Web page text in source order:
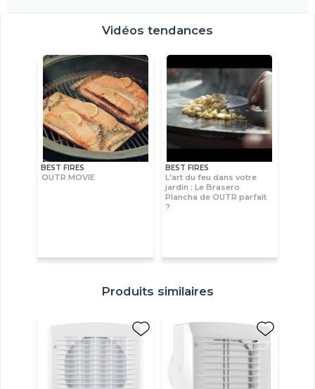
Vidéos tendances
BEST FIRES
OUTR MOVIE
BEST FIRES
L'art du feu dans votre
jardin : Le Brasero
Plancha de OUTR parfait
?
Produits similaires